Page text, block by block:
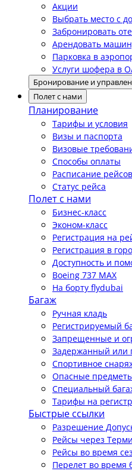
Акции
Выбрать место с
Забронировать
Арендовать
Парковка в
Услуги шофера в
Бронирование и
Полет с нами
Планирование
Тарифы и условия
Визы и паспорта
Визовые
Способы оплаты
Расписание рейсов
Статус рейса
Полет с нами
Бизнес-класс
Эконом-класс
Регистрация на
Регистрация в
Доступность и
Boeing 737 MAX
На борту flydubai
Багаж
Ручная кладь
Регистрируемый
Запрещенные и
Задержанный или
Спортивное
Опасные
Специальный
Тарифы на
Быстрые ссылки
Разрешение
Рейсы через
Рейсы во время
Перелет во время